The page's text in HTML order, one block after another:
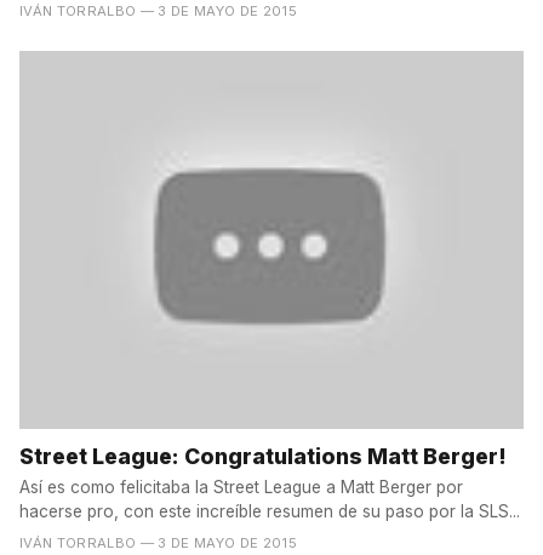
IVÁN TORRALBO — 3 DE MAYO DE 2015
Street League: Congratulations Matt Berger!
Así es como felicitaba la Street League a Matt Berger por
hacerse pro, con este increíble resumen de su paso por la SLS...
IVÁN TORRALBO — 3 DE MAYO DE 2015